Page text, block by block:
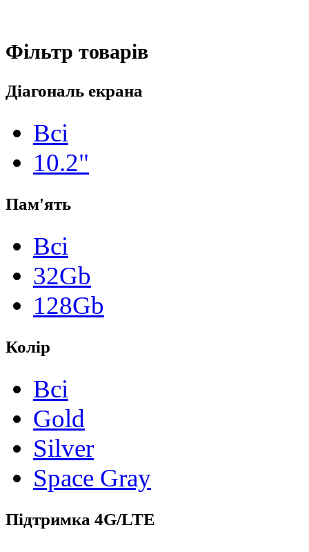
Фільтр товарів
Діагональ екрана
Всі
10.2"
Пам'ять
Всі
32Gb
128Gb
Колір
Всі
Gold
Silver
Space Gray
Підтримка 4G/LTE